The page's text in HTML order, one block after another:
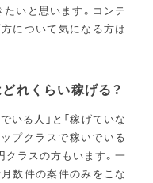
いと思います。コンテ
について気になる方は
れくらい稼げる？
いる人」と「稼げていな
プクラスで稼いでいる
ラスの方もいます。一
数件の案件のみをこな